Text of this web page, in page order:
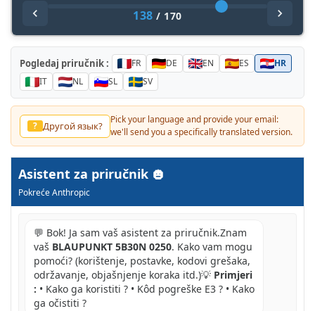
138 / 170
Pogledaj priručnik : FR DE EN ES
HR
IT
NL SL SV
? Другой язык?
Pick your language and provide your email:
we'll send you a specifically translated version.
Asistent za priručnik
Pokreće Anthropic
💬 Bok! Ja sam vaš asistent za priručnik.Znam
vaš BLAUPUNKT 5B30N 0250. Kako vam mogu
pomoći? (korištenje, postavke, kodovi grešaka,
održavanje, objašnjenje koraka itd.)💡 Primjeri
: • Kako ga koristiti ? • Kôd pogreške E3 ? • Kako
ga očistiti ?